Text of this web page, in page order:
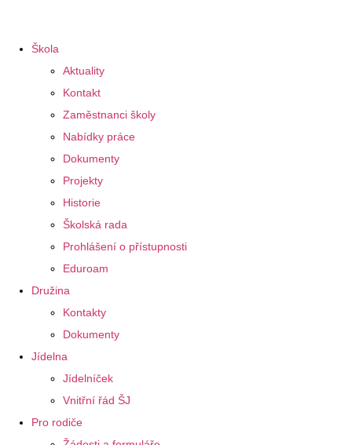
Škola
Aktuality
Kontakt
Zaměstnanci školy
Nabídky práce
Dokumenty
Projekty
Historie
Školská rada
Prohlášení o přístupnosti
Eduroam
Družina
Kontakty
Dokumenty
Jídelna
Jídelníček
Vnitřní řád ŠJ
Pro rodiče